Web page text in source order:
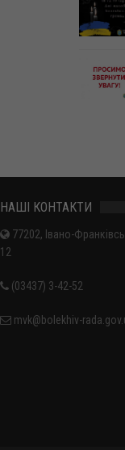
НАШІ КОНТАКТИ
77202, Івано-
12
(03437) 3-42-52
mvk@bolekhiv-